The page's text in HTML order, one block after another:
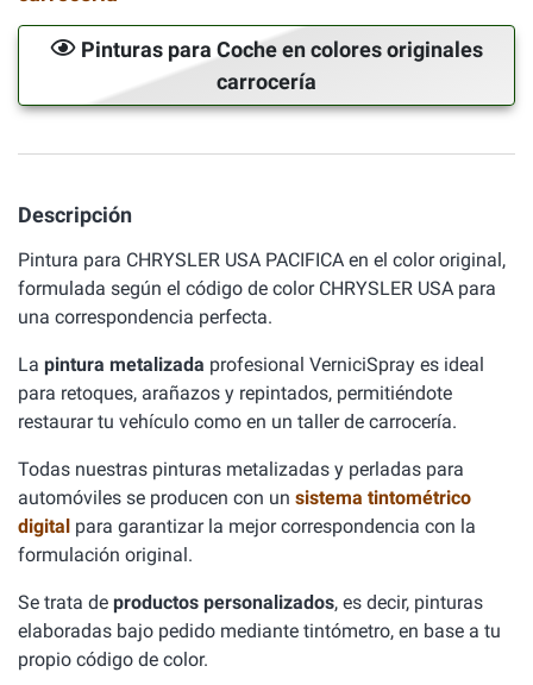
Pinturas para Coche en colores originales
carrocería
Descripción
Pintura para CHRYSLER USA PACIFICA en el color original,
formulada según el código de color CHRYSLER USA para
una correspondencia perfecta.
La pintura metalizada profesional VerniciSpray es ideal
para retoques, arañazos y repintados, permitiéndote
restaurar tu vehículo como en un taller de carrocería.
Todas nuestras pinturas metalizadas y perladas para
automóviles se producen con un sistema tintométrico
digital para garantizar la mejor correspondencia con la
formulación original.
Se trata de productos personalizados, es decir, pinturas
elaboradas bajo pedido mediante tintómetro, en base a tu
propio código de color.